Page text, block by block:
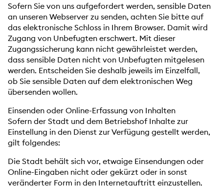
Sofern Sie von uns aufgefordert werden, sensible Daten
an unseren Webserver zu senden, achten Sie bitte auf
das elektronische Schloss in Ihrem Browser. Damit wird
Zugang von Unbefugten erschwert. Mit dieser
Zugangssicherung kann nicht gewährleistet werden,
dass sensible Daten nicht von Unbefugten mitgelesen
werden. Entscheiden Sie deshalb jeweils im Einzelfall,
ob Sie sensible Daten auf dem elektronischen Weg
übersenden wollen.
Einsenden oder Online-Erfassung von Inhalten
Sofern der Stadt und dem Betriebshof Inhalte zur
Einstellung in den Dienst zur Verfügung gestellt werden,
gilt folgendes:
Die Stadt behält sich vor, etwaige Einsendungen oder
Online-Eingaben nicht oder gekürzt oder in sonst
veränderter Form in den Internetauftritt einzustellen.